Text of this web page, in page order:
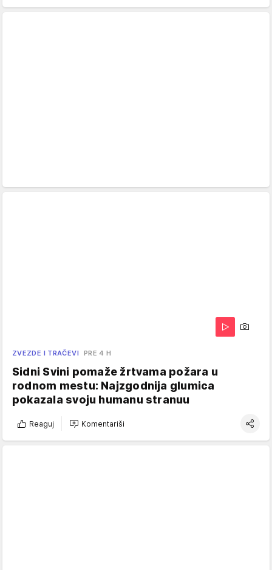
ZVEZDE I TRAČEVI PRE 4 H
Sidni Svini pomaže žrtvama požara u
rodnom mestu: Najzgodnija glumica
pokazala svoju humanu stranuu
Reaguj Komentariši